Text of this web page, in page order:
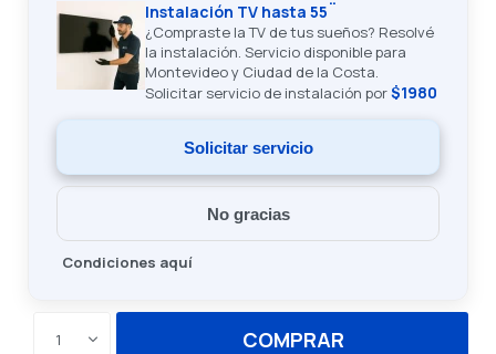
Instalación TV hasta 55¨
¿Compraste la TV de tus sueños? Resolvé
la instalación. Servicio disponible para
Montevideo y Ciudad de la Costa.
Solicitar servicio de instalación por$1980
Solicitar servicio
No gracias
Condiciones aquí
1 COMPRAR